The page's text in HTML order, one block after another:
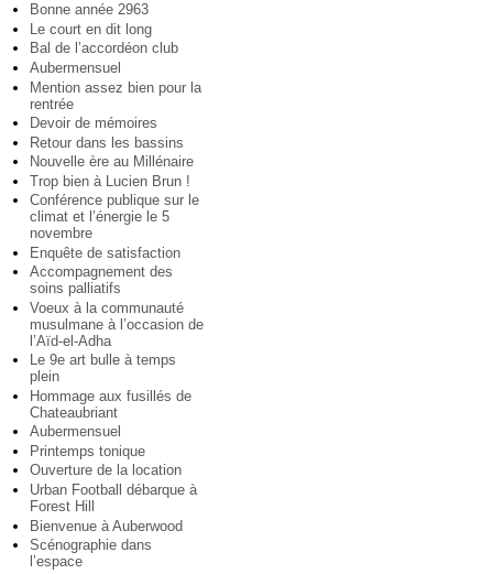
Bonne année 2963
Le court en dit long
Bal de l’accordéon club
Aubermensuel
Mention assez bien pour la
rentrée
Devoir de mémoires
Retour dans les bassins
Nouvelle ère au Millénaire
Trop bien à Lucien Brun !
Conférence publique sur le
climat et l’énergie le 5
novembre
Enquête de satisfaction
Accompagnement des
soins palliatifs
Voeux à la communauté
musulmane à l’occasion de
l’Aïd-el-Adha
Le 9e art bulle à temps
plein
Hommage aux fusillés de
Chateaubriant
Aubermensuel
Printemps tonique
Ouverture de la location
Urban Football débarque à
Forest Hill
Bienvenue à Auberwood
Scénographie dans
l’espace